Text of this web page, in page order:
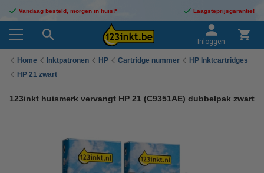
Vandaag besteld, morgen in huis!* Laagsteprijsgarantie!
Inloggen
Home Inktpatronen HP Cartridge nummer
HP Inktcartridges
HP 21 zwart
123inkt huismerk vervangt HP 21 (C9351AE) dubbelpak zwart